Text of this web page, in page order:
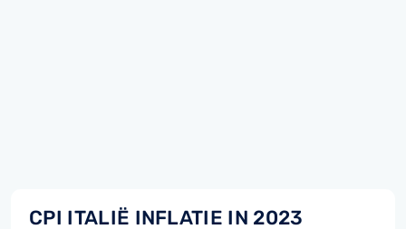
CPI ITALIË INFLATIE IN 2023